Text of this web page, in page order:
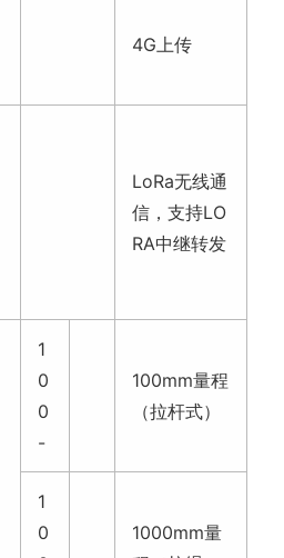
4G上传
LoRa无线通
信，支持LO
RA中继转发
1
0
0
-
100mm量程
（拉杆式）
1
0
1000mm量